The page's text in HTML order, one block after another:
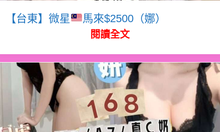
【台東】微星 馬來$2500（娜）
閱讀全文